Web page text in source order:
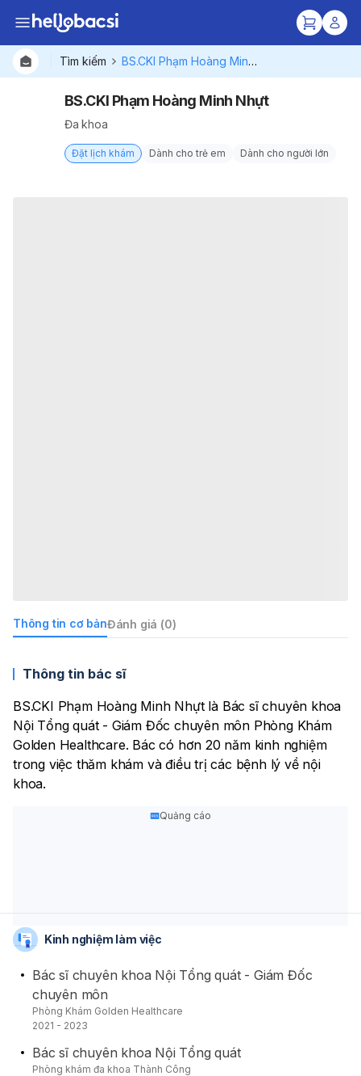
Tìm kiếm BS.CKI Phạm Hoàng Minh Nhựt
BS.CKI Phạm Hoàng Minh Nhựt
Đa khoa
Đặt lịch khám Dành cho trẻ em Dành cho người lớn
Thông tin cơ bảnĐánh giá (0)
Thông tin bác sĩ
BS.CKI Phạm Hoàng Minh Nhựt là Bác sĩ chuyên khoa
Nội Tổng quát - Giám Đốc chuyên môn Phòng Khám
Golden Healthcare. Bác có hơn 20 năm kinh nghiệm
trong việc thăm khám và điều trị các bệnh lý về nội
khoa.
Quảng cáo
Kinh nghiệm làm việc
Bác sĩ chuyên khoa Nội Tổng quát - Giám Đốc
chuyên môn
Phòng Khám Golden Healthcare
2021 - 2023
Bác sĩ chuyên khoa Nội Tổng quát
Phòng khám đa khoa Thành Công